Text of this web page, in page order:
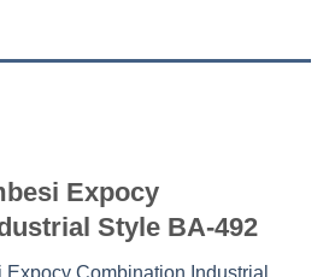
Expocy
Style BA-492